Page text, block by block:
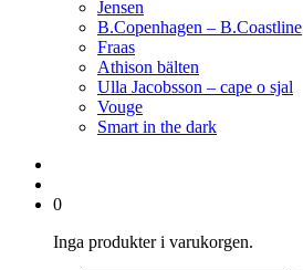
Jensen
B.Copenhagen – B.Coastline
Fraas
Athison bälten
Ulla Jacobsson – cape o sjal
Vouge
Smart in the dark
0
Inga produkter i varukorgen.